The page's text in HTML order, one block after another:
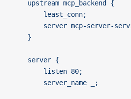
    upstream mcp_backend {
        least_conn;
server mcp-server-
    }
    server {
        listen 80;
        server_name _;